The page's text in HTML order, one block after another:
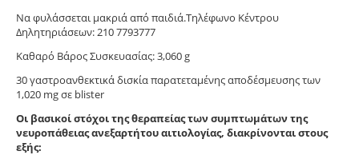
Να φυλάσσεται μακριά από παιδιά.Τηλέφωνο Κέντρου
Δηλητηριάσεων: 210 7793777
Καθαρό Βάρος Συσκευασίας: 3,060 g
30 γαστροανθεκτικά δισκία παρατεταμένης αποδέσμευσης των
1,020 mg σε blister
Οι βασικοί στόχοι της θεραπείας των συμπτωμάτων της
νευροπάθειας ανεξαρτήτου αιτιολογίας, διακρίνονται στους
εξής: